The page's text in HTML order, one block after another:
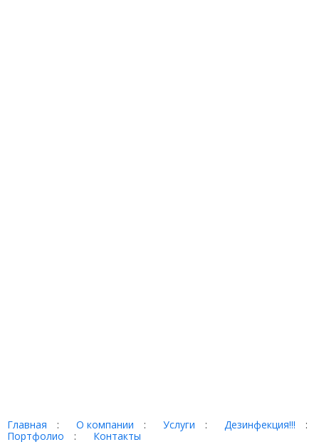
Дезинфекция!!!
Портфолио
Контакты